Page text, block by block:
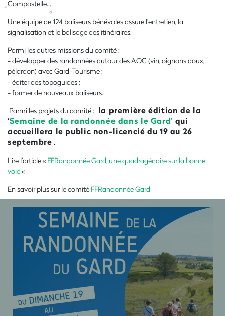
Compostelle…
Une équipe de 124 baliseurs bénévoles assure l’entretien, la
signalisation et le balisage des itinéraires.
Parmi les autres missions du comité :
- développer des randonnées autour des AOC (vin, oignons doux,
pélardon) avec Gard-Tourisme ;
- éditer des topoguides ;
- former de nouveaux baliseurs.
Parmi les projets du comité : la première édition de la
‘Semaine de la randonnée dans le Gard’ qui
accueillera le public non-licencié du 19 au 26
septembre .
Lire l’article « FFRandonnée Gard, une quadragénaire sur la bonne
voie«
En savoir plus sur le comité FFRandonnée Gard